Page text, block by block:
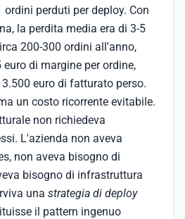
perduti per deploy. Con
la perdita media era di 3-5
200-300 ordini all'anno,
di margine per ordine,
euro di fatturato perso.
un costo ricorrente evitabile.
non richiedeva
L'azienda non aveva
non aveva bisogno di
bisogno di infrastruttura
una strategia di deploy
il pattern ingenuo